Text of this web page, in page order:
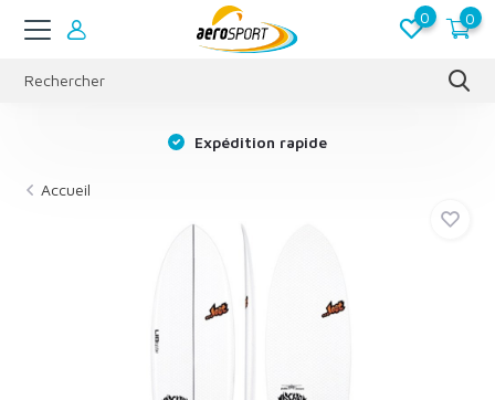
0 0
Expédition rapide
Accueil